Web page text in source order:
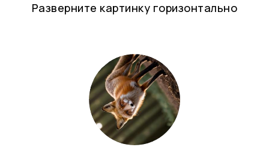
Разверните картинку горизонтально